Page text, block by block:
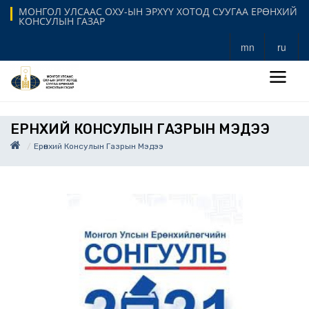
МОНГОЛ УЛСААС ОХУ-ЫН ЭРХҮҮ ХОТОД СУУГАА ЕРӨНХИЙ
КОНСУЛЫН ГАЗАР
mn ru
ЕРӨНХИЙ КОНСУЛЫН ГАЗРЫН МЭДЭЭ
Ерөнхий Консулын Газрын Мэдээ